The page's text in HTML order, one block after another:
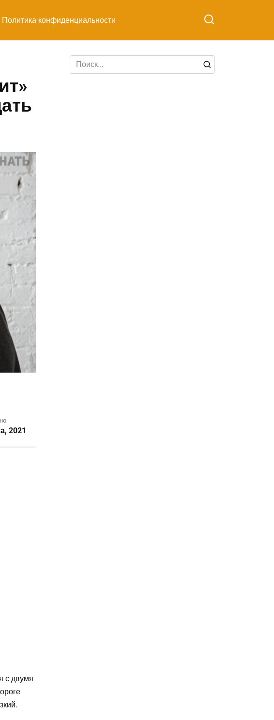
Политика конфиденциальности
2021
с двумя
Search
for: